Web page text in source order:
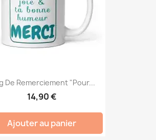
De Remerciement "Pour...
14,90 €
Ajouter au panier